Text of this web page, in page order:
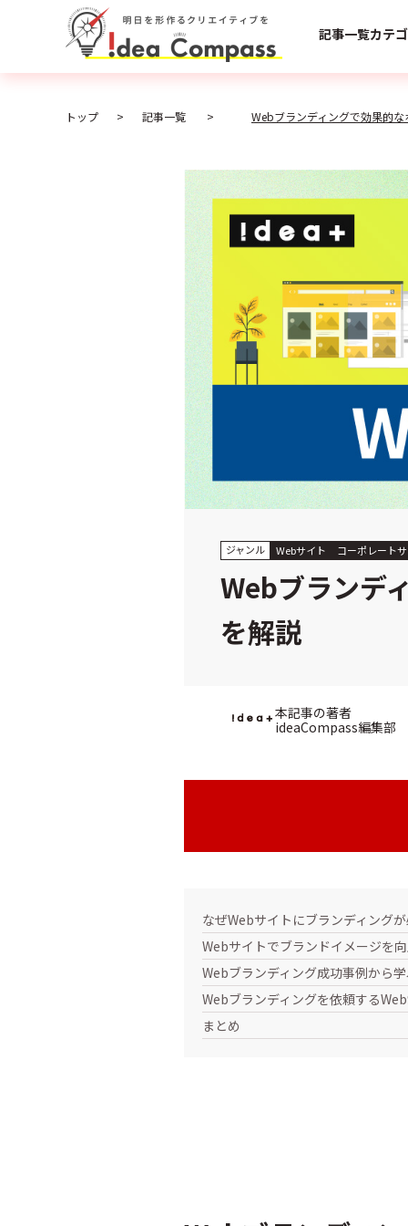
記事一覧カテ
トップ 記事一覧 Webブランディングで効果的
ジャンル Webサイト コーポレート
Webブランデ
を解説
本記事の著者
ideaCompass編集部
なぜWebサイトにブランディング
Webサイトでブランドイメージを
Webブランディング成功事例から
Webブランディングを依頼する
まとめ